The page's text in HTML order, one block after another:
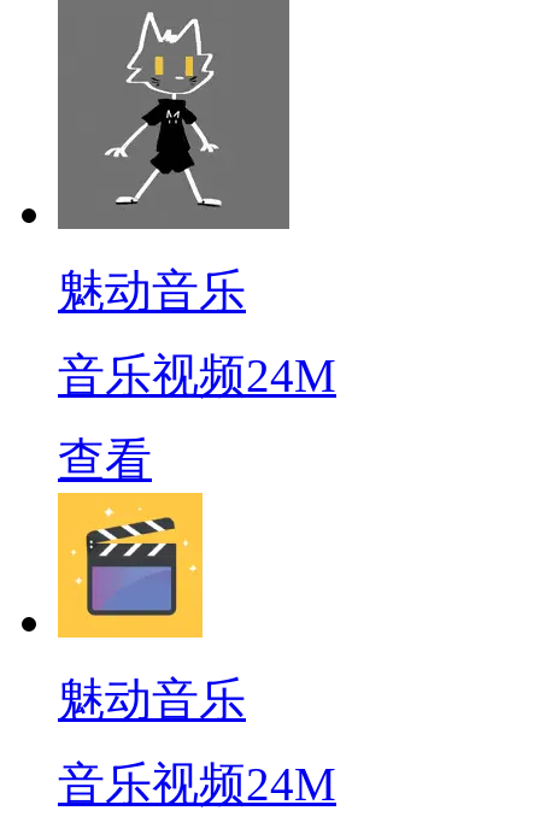
魅动音乐
音乐视频24M
查看
魅动音乐
音乐视频24M